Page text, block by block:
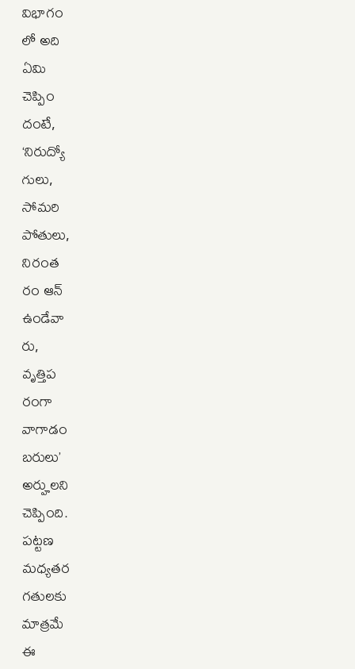
విభాగం
లో అది
ఏమి
చెప్పిం
దంటే,
‘నిరుద్యో
గులు,
సోమరి
పోతులు,
నిరంత
రం ఆన్
ఉండేవా
రు,
వృత్తిప
రంగా
వాగాడం
బరులు’
అర్హులని
చెప్పింది.
పట్టణ
మధ్యతర
గతులకు
మాత్రమే
ఈ